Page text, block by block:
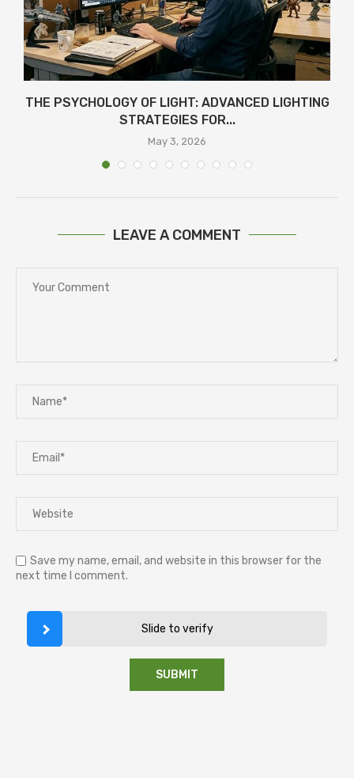
THE PSYCHOLOGY OF LIGHT: ADVANCED LIGHTING
STRATEGIES FOR...
May 3, 2026
LEAVE A COMMENT
Save my name, email, and website in this browser for the
next time I comment.
Slide to verify